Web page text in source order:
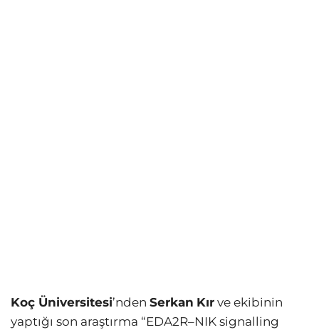
Koç Üniversitesi’nden Serkan Kır ve ekibinin
yaptığı son araştırma “EDA2R–NIK signalling